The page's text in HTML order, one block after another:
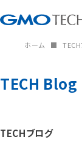
ホーム
TECH Blog
TECHブログ